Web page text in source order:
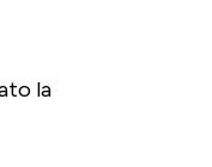
la